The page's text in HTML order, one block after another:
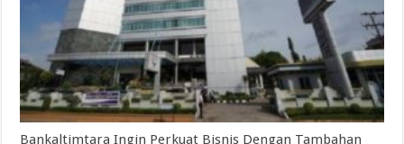
Bankaltimtara Ingin Perkuat Bisnis Dengan Tambahan